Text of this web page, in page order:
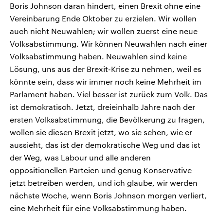
Boris Johnson daran hindert, einen Brexit ohne eine
Vereinbarung Ende Oktober zu erzielen. Wir wollen
auch nicht Neuwahlen; wir wollen zuerst eine neue
Volksabstimmung. Wir können Neuwahlen nach einer
Volksabstimmung haben. Neuwahlen sind keine
Lösung, uns aus der Brexit-Krise zu nehmen, weil es
könnte sein, dass wir immer noch keine Mehrheit im
Parlament haben. Viel besser ist zurück zum Volk. Das
ist demokratisch. Jetzt, dreieinhalb Jahre nach der
ersten Volksabstimmung, die Bevölkerung zu fragen,
wollen sie diesen Brexit jetzt, wo sie sehen, wie er
aussieht, das ist der demokratische Weg und das ist
der Weg, was Labour und alle anderen
oppositionellen Parteien und genug Konservative
jetzt betreiben werden, und ich glaube, wir werden
nächste Woche, wenn Boris Johnson morgen verliert,
eine Mehrheit für eine Volksabstimmung haben.